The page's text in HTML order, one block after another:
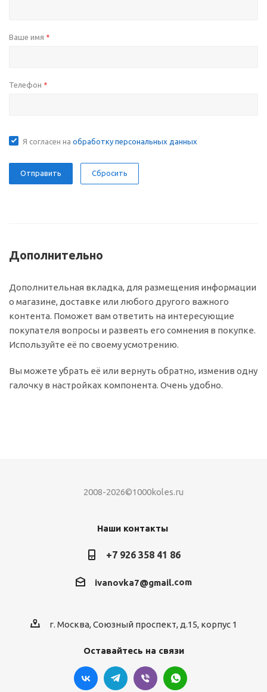
Ваше имя *
Телефон *
Я согласен на обработку персональных данных
Сбросить
Дополнительно
Дополнительная вкладка, для размещения информации
о магазине, доставке или любого другого важного
контента. Поможет вам ответить на интересующие
покупателя вопросы и развеять его сомнения в покупке.
Используйте её по своему усмотрению.
Вы можете убрать её или вернуть обратно, изменив одну
галочку в настройках компонента. Очень удобно.
2008-2026©1000koles.ru
Наши контакты
+7 926 358 41 86
ivanovka7@gmail.com
г. Москва, Союзный проспект, д.15, корпус 1
Оставайтесь на связи